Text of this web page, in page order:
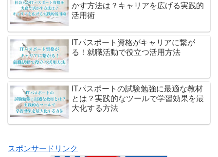
かす方法は？キャリアを広げる実践的
活用術
ITパスポート資格がキャリアに繋が
る！就職活動で役立つ活用方法
ITパスポートの試験勉強に最適な教材
とは？実践的なツールで学習効果を最
大化する方法
スポンサードリンク